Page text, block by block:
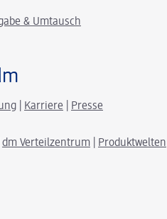
& Umtausch
Karriere Presse
dm Verteilzentrum Produktwelten